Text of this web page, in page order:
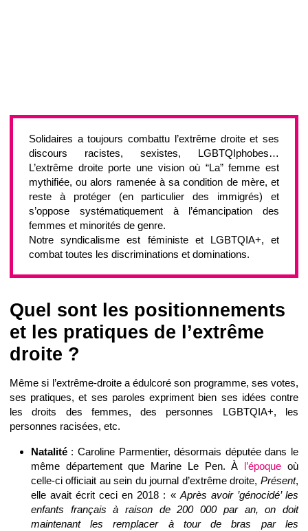
Solidaires a toujours combattu l’extrême droite et ses
discours racistes, sexistes, LGBTQIphobes…
L’extrême droite porte une vision où “La” femme est
mythifiée, ou alors ramenée à sa condition de mère, et
reste à protéger (en particulier des immigrés) et
s’oppose systématiquement à l’émancipation des
femmes et minorités de genre.
Notre syndicalisme est féministe et LGBTQIA+, et
combat toutes les discriminations et dominations.
Quel sont les positionnements
et les pratiques de l’extrême
droite ?
Même si l’extrême-droite a édulcoré son programme, ses votes,
ses pratiques, et ses paroles expriment bien ses idées contre
les droits des femmes, des personnes LGBTQIA+, les
personnes racisées, etc.
Natalité: Caroline Parmentier, désormais députée dans le
même département que Marine Le Pen. À l’époque où
celle-ci officiait au sein du journal d’extrême droite, Présent,
elle avait écrit ceci en 2018 : « Après avoir ’génocidé’ les
enfants français à raison de 200 000 par an, on doit
maintenant les remplacer à tour de bras par les